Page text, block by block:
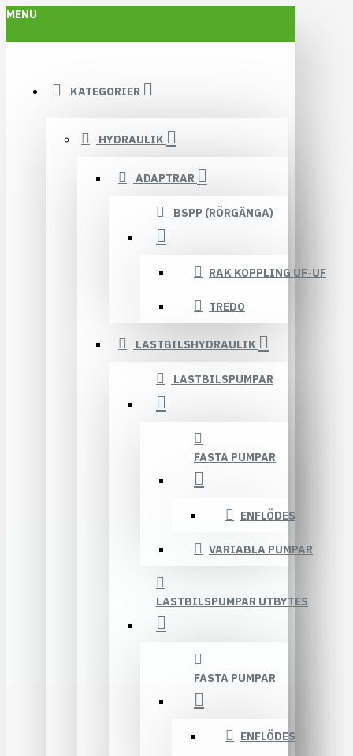
MENU
KATEGORIER
HYDRAULIK
ADAPTRAR
BSPP (RÖRGÄNGA)
RAK KOPPLING UF-UF
TREDO
LASTBILSHYDRAULIK
LASTBILSPUMPAR
FASTA PUMPAR
ENFLÖDES
VARIABLA PUMPAR
LASTBILSPUMPAR UTBYTES
FASTA PUMPAR
ENFLÖDES